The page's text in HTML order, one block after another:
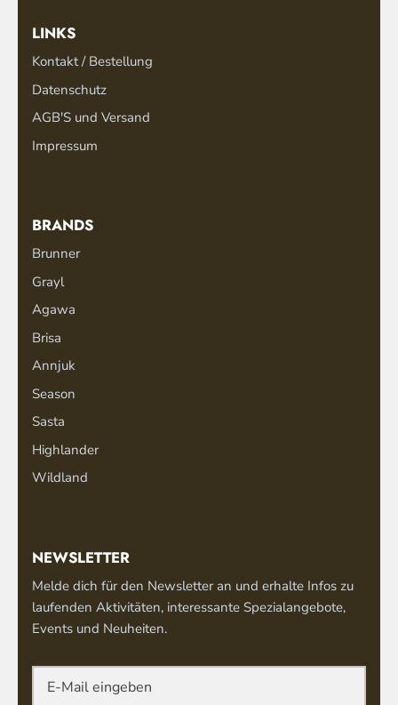
LINKS
Kontakt / Bestellung
Datenschutz
AGB'S und Versand
Impressum
BRANDS
Brunner
Grayl
Agawa
Brisa
Annjuk
Season
Sasta
Highlander
Wildland
NEWSLETTER
Melde dich für den Newsletter an und erhalte Infos zu
laufenden Aktivitäten, interessante Spezialangebote,
Events und Neuheiten.